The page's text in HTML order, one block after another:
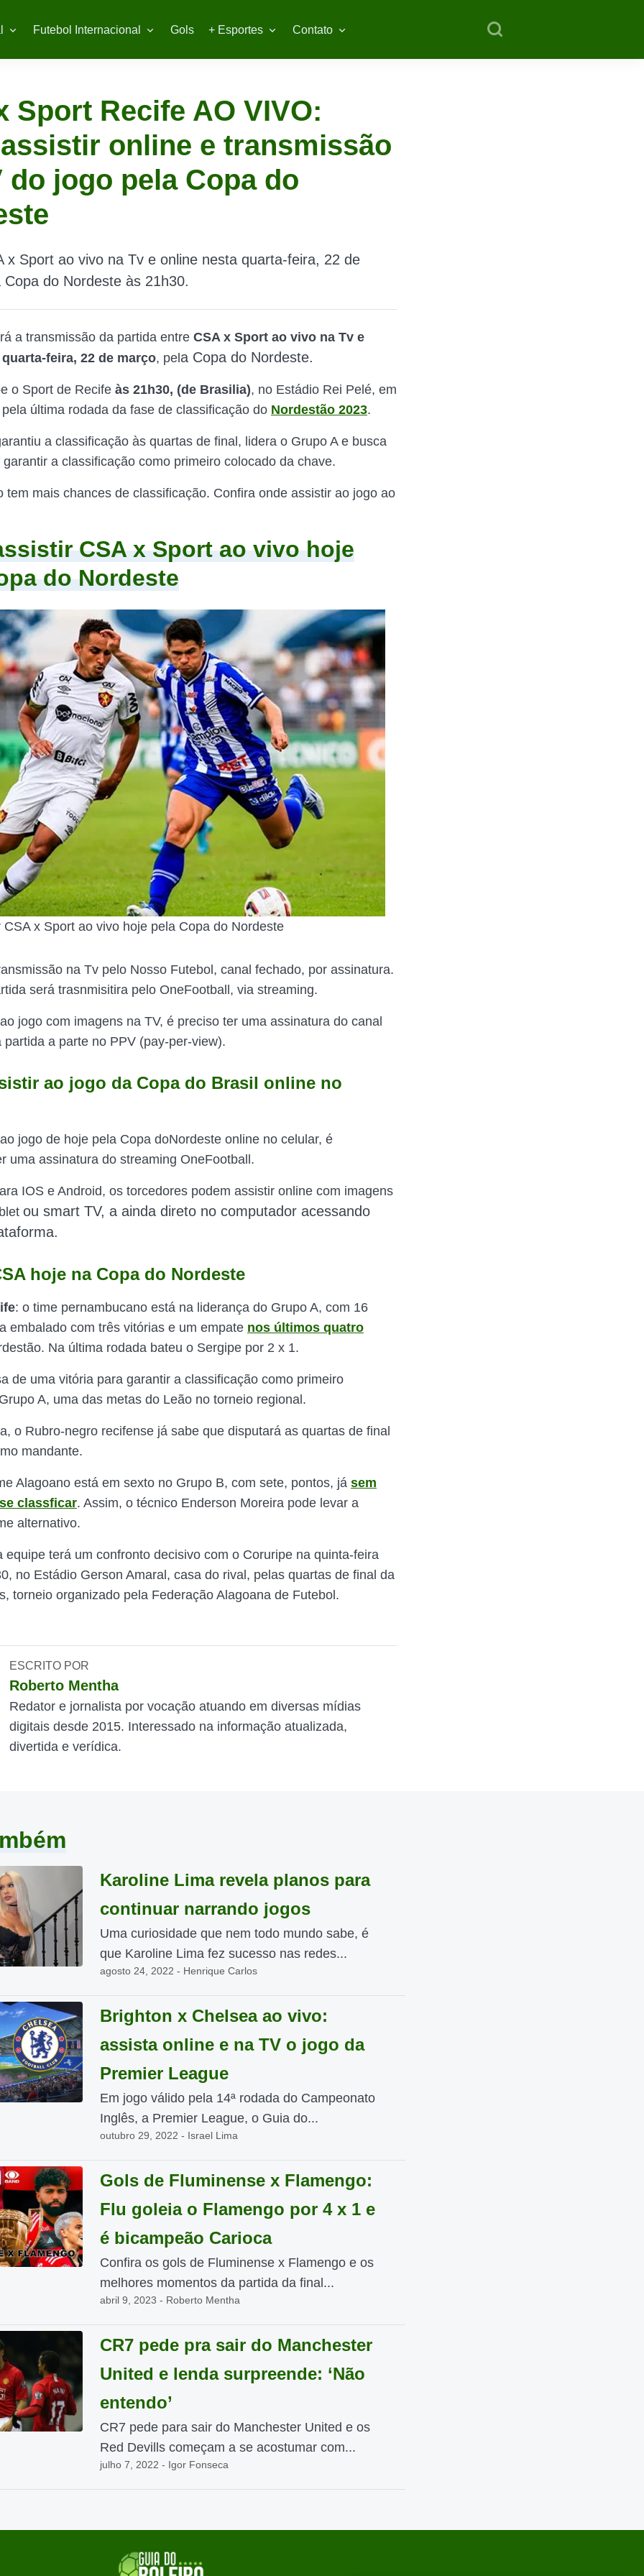
Futebol Internacional Gols + Esportes Contato
Sport Recife AO VIVO:
online e transmissão
do jogo pela Copa do
x Sport ao vivo na Tv e online nesta quarta-feira, 22 de
do Nordeste às 21h30.
a transmissão da partida entre CSA x Sport ao vivo na Tv e
quarta-feira, 22 de março, pel a Copa do Nordeste.
o Sport de Recife às 21h30, (de Brasilia), no Estádio Rei Pelé, em
última rodada da fase de classificação do Nordestão 2023.
a classificação às quartas de final, lidera o Grupo A e busca
a classificação como primeiro colocado da chave.
tem mais chances de classificação. Confira onde assistir ao jogo ao
CSA x Sport ao vivo hoje
do Nordeste
CSA x Sport ao vivo hoje pela Copa do Nordeste
na Tv pelo Nosso Futebol, canal fechado, por assinatura.
será trasnmisitira pelo OneFootball, via streaming.
jogo com imagens na TV, é preciso ter uma assinatura do canal
partida a parte no PPV (pay-per-view).
ao jogo da Copa do Brasil online no
jogo de hoje pela Copa doNordeste online no celular, é
uma assinatura do streaming OneFootball.
IOS e Android, os torcedores podem assistir online com imagens
ou smart TV, a ainda direto no computador acessando
hoje na Copa do Nordeste
: o time pernambucano está na liderança do Grupo A, com 16
embalado com três vitórias e um empate nos últimos quatro
Na última rodada bateu o Sergipe por 2 x 1.
de uma vitória para garantir a classificação como primeiro
A, uma das metas do Leão no torneio regional.
o Rubro-negro recifense já sabe que disputará as quartas de final
mandante.
Alagoano está em sexto no Grupo B, com sete, pontos, já sem
classficar. Assim, o técnico Enderson Moreira pode levar a
alternativo.
equipe terá um confronto decisivo com o Coruripe na quinta-feira
no Estádio Gerson Amaral, casa do rival, pelas quartas de final da
torneio organizado pela Federação Alagoana de Futebol.
ESCRITO POR
Roberto Mentha
Redator e jornalista por vocação atuando em diversas mídias
digitais desde 2015. Interessado na informação atualizada,
divertida e verídica.
Karoline Lima revela planos para
continuar narrando jogos
Uma curiosidade que nem todo mundo sabe, é
que Karoline Lima fez sucesso nas redes...
agosto 24, 2022 - Henrique Carlos
Brighton x Chelsea ao vivo:
assista online e na TV o jogo da
Premier League
Em jogo válido pela 14ª rodada do Campeonato
Inglês, a Premier League, o Guia do...
outubro 29, 2022 - Israel Lima
Gols de Fluminense x Flamengo:
Flu goleia o Flamengo por 4 x 1 e
é bicampeão Carioca
Confira os gols de Fluminense x Flamengo e os
melhores momentos da partida da final...
abril 9, 2023 - Roberto Mentha
CR7 pede pra sair do Manchester
United e lenda surpreende: ‘Não
entendo’
CR7 pede para sair do Manchester United e os
Red Devills começam a se acostumar com...
julho 7, 2022 - Igor Fonseca